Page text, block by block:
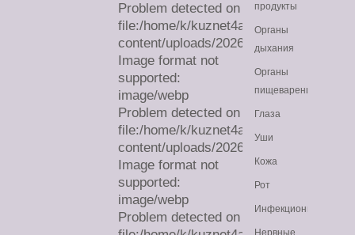
Problem detected on
file:/home/k/kuznet4a/
content/uploads/2026/08/sa.webp
Image format not
supported:
image/webp
Problem detected on
file:/home/k/kuznet4a/
content/uploads/2026/08/sa.webp
Image format not
supported:
image/webp
Problem detected on
продукты
Органы
дыхания
Органы
пищеварения
Глаза
Уши
Кожа
Рот
Инфекционные